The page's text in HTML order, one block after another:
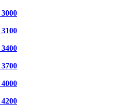
3000
3100
3400
3700
4000
4200